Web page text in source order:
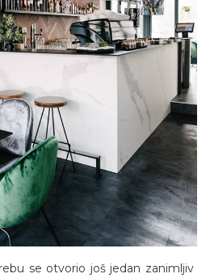
se otvorio još jedan zanimljiv